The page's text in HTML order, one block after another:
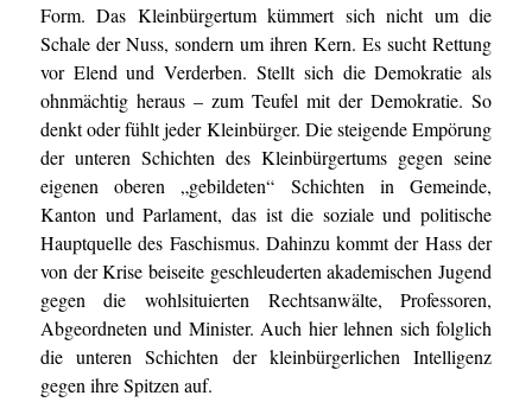
Form. Das Kleinbürgertum kümmert sich nicht um die
Schale der Nuss, sondern um ihren Kern. Es sucht Rettung
vor Elend und Verderben. Stellt sich die Demokratie als
ohnmächtig heraus – zum Teufel mit der Demokratie. So
denkt oder fühlt jeder Kleinbürger. Die steigende Empörung
der unteren Schichten des Kleinbürgertums gegen seine
eigenen oberen „gebildeten“ Schichten in Gemeinde,
Kanton und Parlament, das ist die soziale und politische
Hauptquelle des Faschismus. Dahinzu kommt der Hass der
von der Krise beiseite geschleuderten akademischen Jugend
gegen die wohlsituierten Rechtsanwälte, Professoren,
Abgeordneten und Minister. Auch hier lehnen sich folglich
die unteren Schichten der kleinbürgerlichen Intelligenz
gegen ihre Spitzen auf.